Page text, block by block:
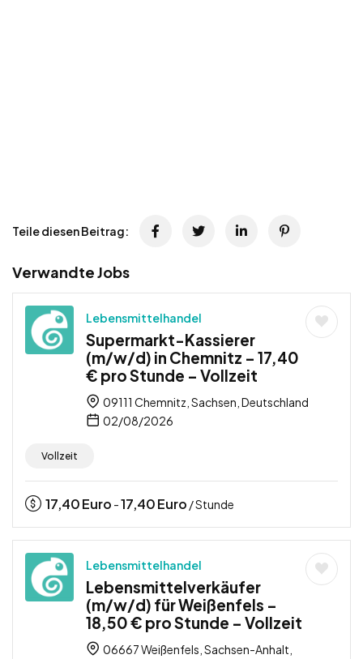
Teile diesen Beitrag:
Verwandte Jobs
Lebensmittelhandel
Supermarkt-Kassierer
(m/w/d) in Chemnitz – 17,40
€ pro Stunde – Vollzeit
09111 Chemnitz, Sachsen, Deutschland
02/08/2026
Vollzeit
17,40Euro -17,40Euro / Stunde
Lebensmittelhandel
Lebensmittelverkäufer
(m/w/d) für Weißenfels –
18,50 € pro Stunde – Vollzeit
06667 Weißenfels, Sachsen-Anhalt,